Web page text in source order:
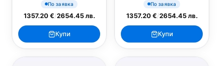
По заявка
1357.20 €/2654.45 лв.
Купи
По заявка
1357.20 €/2654.45 лв.
Купи